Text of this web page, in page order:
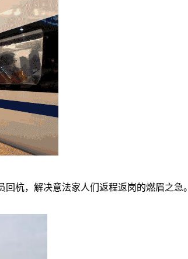
杭，解决意法家人们返程返岗的燃眉之急。